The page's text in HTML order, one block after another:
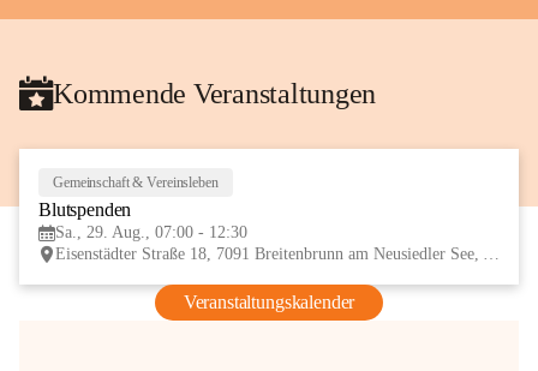
Kommende Veranstaltungen
Gemeinschaft & Vereinsleben
Blutspenden
Sa., 29. Aug., 07:00 - 12:30
Eisenstädter Straße 18, 7091 Breitenbrunn am Neusiedler See, AUT
Veranstaltungskalender